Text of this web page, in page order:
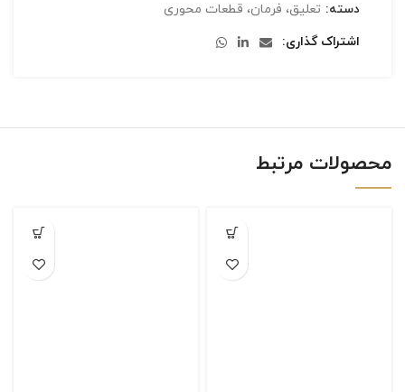
دسته: تعلیق، فرمان، قطعات محوری
اشتراک گذاری
محصولات مرتبط